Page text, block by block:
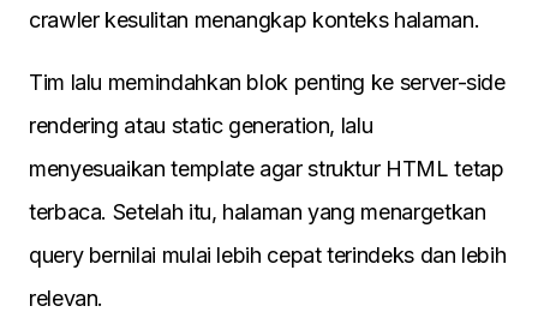
crawler kesulitan menangkap konteks halaman.
Tim lalu memindahkan blok penting ke server-side
rendering atau static generation, lalu
menyesuaikan template agar struktur HTML tetap
terbaca. Setelah itu, halaman yang menargetkan
query bernilai mulai lebih cepat terindeks dan lebih
relevan.